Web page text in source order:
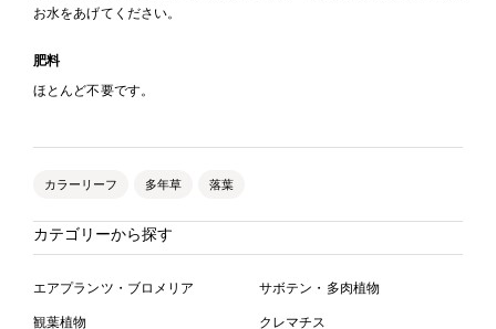
お水をあげてください。
肥料
ほとんど不要です。
カラーリーフ 多年草 落葉
カテゴリーから探す
エアプランツ・ブロメリア サボテン・多肉植物
観葉植物 クレマチス